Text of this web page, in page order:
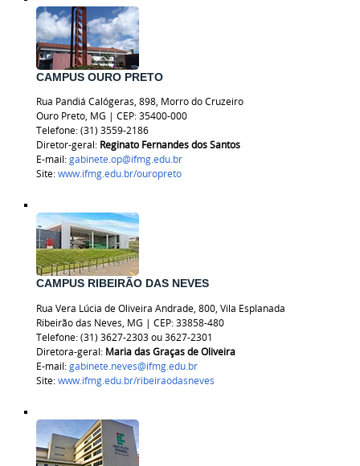
CAMPUS OURO PRETO
Rua Pandiá Calógeras, 898, Morro do Cruzeiro
Ouro Preto, MG | CEP: 35400-000
Telefone: (31) 3559-2186
Diretor-geral: Reginato Fernandes dos Santos
E-mail:gabinete.op@ifmg.edu.br
Site:www.ifmg.edu.br/ouropreto
CAMPUS RIBEIRÃO DAS NEVES
Rua Vera Lúcia de Oliveira Andrade, 800, Vila Esplanada
Ribeirão das Neves, MG | CEP: 33858-480
Telefone: (31) 3627-2303 ou3627-2301
Diretora-geral: Maria das Graças de Oliveira
E-mail:gabinete.neves@ifmg.edu.br
Site:www.ifmg.edu.br/ribeiraodasneves